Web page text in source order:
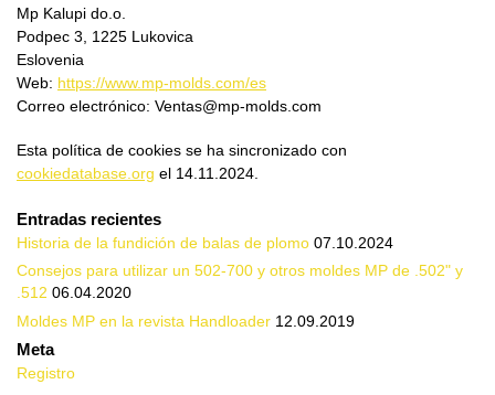
Mp Kalupi do.o.
Podpec 3, 1225 Lukovica
Eslovenia
Web: https://www.mp-molds.com/es
Correo electrónico: Ventas@mp-molds.com
Esta política de cookies se ha sincronizado con
cookiedatabase.org el 14.11.2024.
Entradas recientes
Historia de la fundición de balas de plomo 07.10.2024
Consejos para utilizar un 502-700 y otros moldes MP de .502" y
.512 06.04.2020
Moldes MP en la revista Handloader 12.09.2019
Meta
Registro